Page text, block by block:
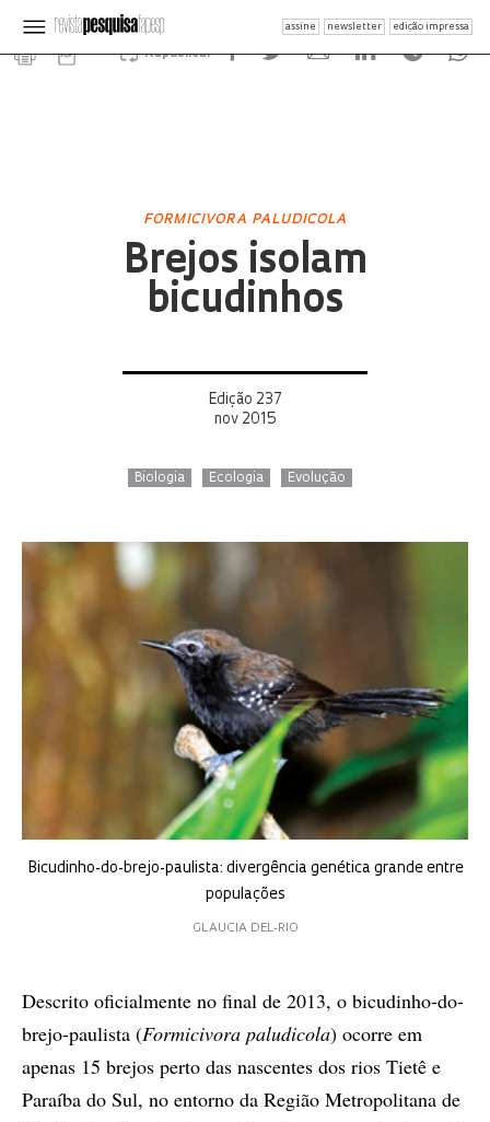
assine newsletter edição impressa
Republicar
FORMICIVORA PALUDICOLA
Brejos isolam
bicudinhos
Edição 237
nov 2015
Biologia Ecologia Evolução
Bicudinho-do-brejo-paulista: divergência genética grande entre
populações
GLAUCIA DEL-RIO
Descrito oficialmente no final de 2013, o bicudinho-do-
brejo-paulista (Formicivora paludicola) ocorre em
apenas 15 brejos perto das nascentes dos rios Tietê e
Paraíba do Sul, no entorno da Região Metropolitana de